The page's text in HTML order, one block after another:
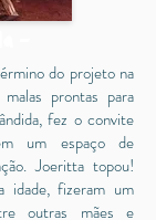
do projeto na
prontas para
fez o convite
um espaço de
Joeritta topou!
idade, fizeram um
outras mães e